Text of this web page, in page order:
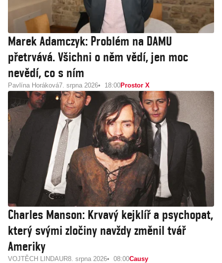
Marek Adamczyk: Problém na DAMU
přetrvává. Všichni o něm vědí, jen moc
nevědí, co s ním
Pavlína Horáková7. srpna 2026 18:00Prostor X
Charles Manson: Krvavý kejklíř a psychopat,
který svými zločiny navždy změnil tvář
Ameriky
VOJTĚCH LINDAUR8. srpna 2026 08:00Causy